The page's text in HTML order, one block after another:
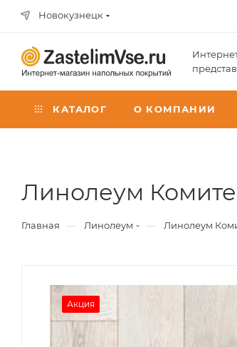
Новокузнецк
КАТАЛОГ О КОМПАНИИ
Линолеум
Главная — Линолеум — Линолеум
Акция